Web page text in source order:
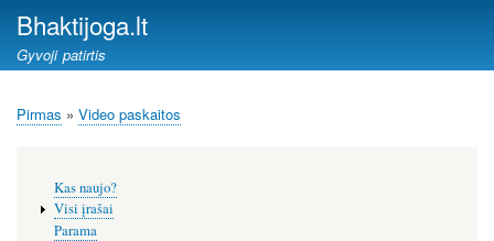
Bhaktijoga.lt
Gyvoji patirtis
Kelias
Pirmas Video paskaitos
meniu
Kas naujo?
Visi įrašai
Parama